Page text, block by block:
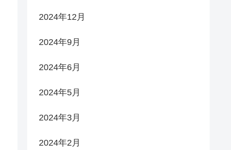
2024年12月
2024年9月
2024年6月
2024年5月
2024年3月
2024年2月